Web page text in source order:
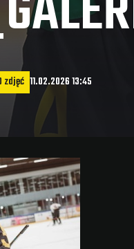
zdjęć 11.02.2026 13:45